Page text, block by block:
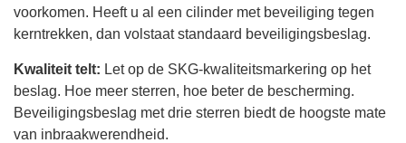
voorkomen. Heeft u al een cilinder met beveiliging tegen
kerntrekken, dan volstaat standaard beveiligingsbeslag.
Kwaliteit telt: Let op de SKG-kwaliteitsmarkering op het
beslag. Hoe meer sterren, hoe beter de bescherming.
Beveiligingsbeslag met drie sterren biedt de hoogste mate
van inbraakwerendheid.